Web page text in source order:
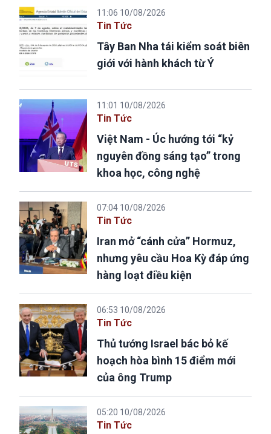
11:06 10/08/2026
Tin Tức
Tây Ban Nha tái kiểm soát biên
giới với hành khách từ Ý
11:01 10/08/2026
Tin Tức
Việt Nam - Úc hướng tới “kỷ
nguyên đồng sáng tạo” trong
khoa học, công nghệ
07:04 10/08/2026
Tin Tức
Iran mở “cánh cửa” Hormuz,
nhưng yêu cầu Hoa Kỳ đáp ứng
hàng loạt điều kiện
06:53 10/08/2026
Tin Tức
Thủ tướng Israel bác bỏ kế
hoạch hòa bình 15 điểm mới
của ông Trump
05:20 10/08/2026
Tin Tức